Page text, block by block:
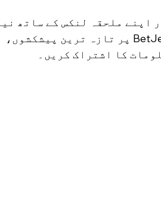
اپنے ملحقہ لنکس کے ساتھ
لیٹر بھیجیں۔ سائن اپ کی حوصلہ افزائی کے لیے BetJee پر تازہ ترین پیشکشوں،
کا اشتراک کریں۔